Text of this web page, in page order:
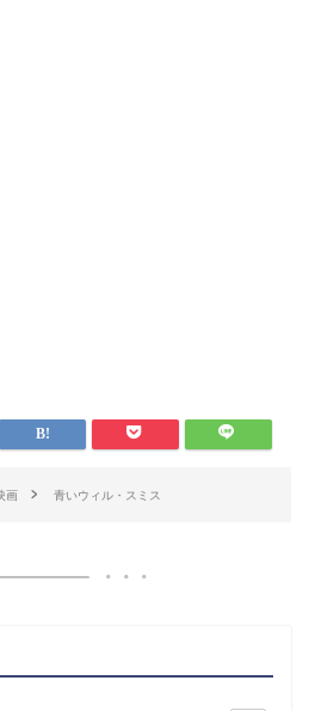
画 青いウィル・スミス